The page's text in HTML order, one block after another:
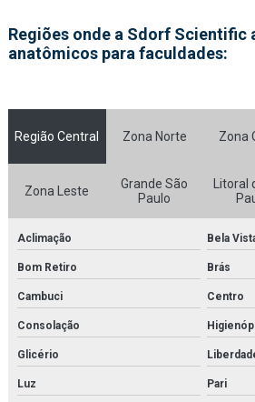
Fornecedor de kit molecular médico para
Fornecedor de kit molecular para
Fornecedor de kit molecular para
Fornecedor de microscópio
Fornecedor de microscópio médico para
Fornecedor de microscópio médico para
Fornecedor de microscópio para estudo
Regiões onde a Sdorf Scientific
anatômicos para faculdades:
Região Central Zona Norte Zona
Zona Leste
Grande São
Paulo
Litoral
Aclimação Bela
Bom Retiro Brás
Cambuci Centro
Consolação
Glicério
Luz Pari